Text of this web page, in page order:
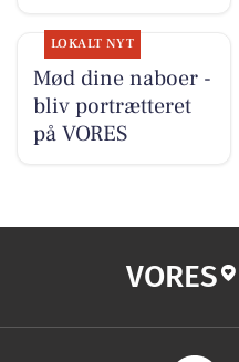
LOKALT NYT
Mød dine naboer -
bliv portrætteret
på VORES
VORES